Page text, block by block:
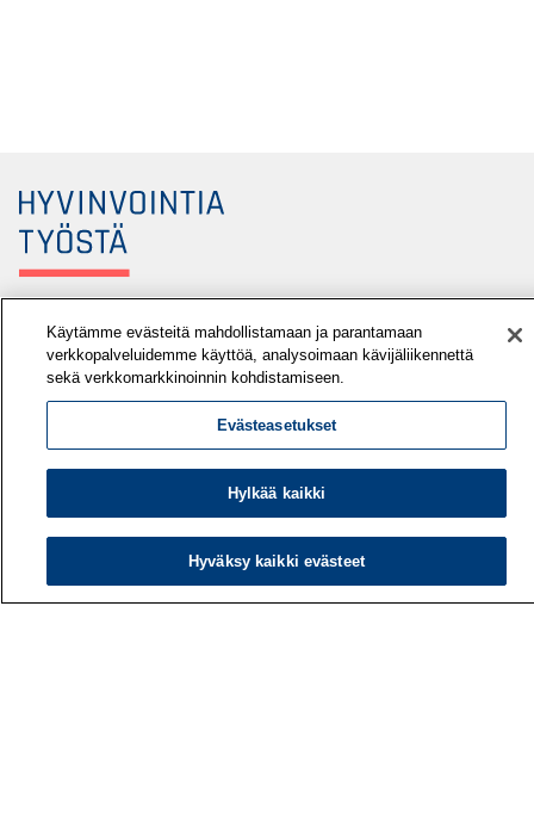
Työterveyslaitos
00032 TYÖTERVEYSLAITOS
Puhelin: 030 474 1 (pvm/mpm)
Yhteystiedot
Medialle
Tietoa meistä
Käytämme evästeitä mahdollistamaan ja parantamaan
verkkopalveluidemme käyttöä, analysoimaan kävijäliikennettä
sekä verkkomarkkinoinnin kohdistamiseen.
Evästeasetukset
Hylkää kaikki
Hyväksy kaikki evästeet